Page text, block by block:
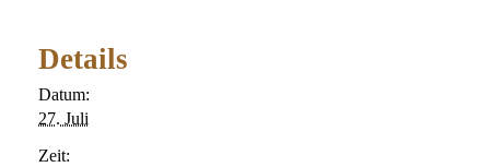
Details
Datum:
27. Juli
Zeit: